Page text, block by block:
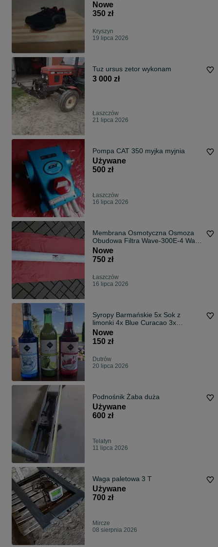
Nowe
350 zł
Kryszyn
19 lipca 2026
Tuz ursus zetor wykonam
3 000 zł
Łaszczów
21 lipca 2026
Pompa CAT 350 myjka myjnia
Używane
500 zł
Łaszczów
16 lipca 2026
Membrana Osmotyczna Osmoza
Obudowa Filtra Wave-300E-4 Wave
Cyber
Nowe
750 zł
Łaszczów
16 lipca 2026
Syropy Barmańskie 5x Sok z
limonki 4x Blue Curacao 3x
Grenadine
Nowe
150 zł
Dutrów
20 lipca 2026
Podnośnik Żaba duża
Używane
600 zł
Telatyn
11 lipca 2026
Waga paletowa 3 T
Używane
700 zł
Mircze
08 sierpnia 2026